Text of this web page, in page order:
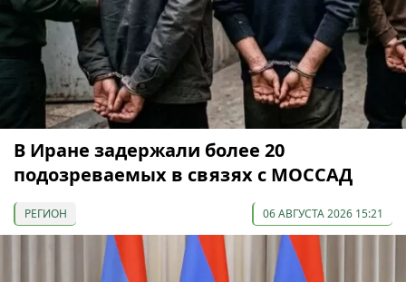
В Иране задержали более 20
подозреваемых в связях с МОССАД
РЕГИОН 06 АВГУСТА 2026 15:21